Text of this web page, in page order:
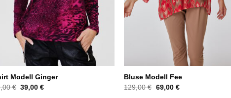
Modell Ginger
€ Ursprünglicher
39,00€Aktueller
Bluse Modell Fee
129,00€ Ursprünglicher
69,00 €Aktueller